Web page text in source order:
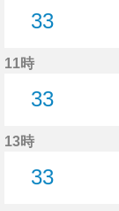
33
11時
33
13時
33